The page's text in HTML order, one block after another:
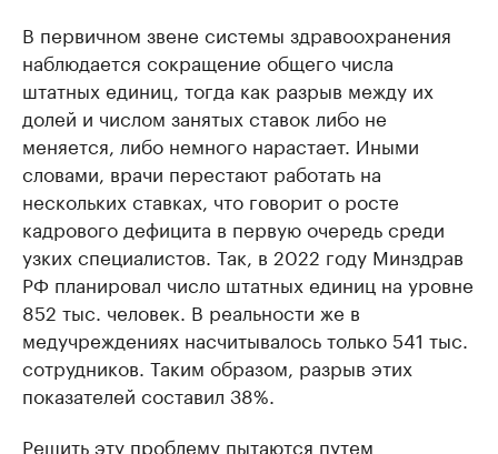
В первичном звене системы здравоохранения
наблюдается сокращение общего числа
штатных единиц, тогда как разрыв между их
долей и числом занятых ставок либо не
меняется, либо немного нарастает. Иными
словами, врачи перестают работать на
нескольких ставках, что говорит о росте
кадрового дефицита в первую очередь среди
узких специалистов. Так, в 2022 году Минздрав
РФ планировал число штатных единиц на уровне
852 тыс. человек. В реальности же в
медучреждениях насчитывалось только 541 тыс.
сотрудников. Таким образом, разрыв этих
показателей составил 38%.
Решить эту проблему пытаются путем